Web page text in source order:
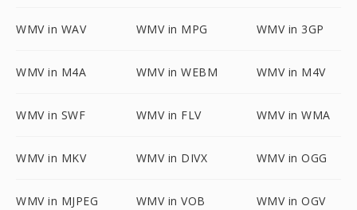
WMV in WAV WMV in MPG WMV in 3GP
WMV in M4A WMV in WEBM WMV in M4V
WMV in SWF WMV in FLV WMV in WMA
WMV in MKV WMV in DIVX WMV in OGG
WMV in MJPEG WMV in VOB WMV in OGV